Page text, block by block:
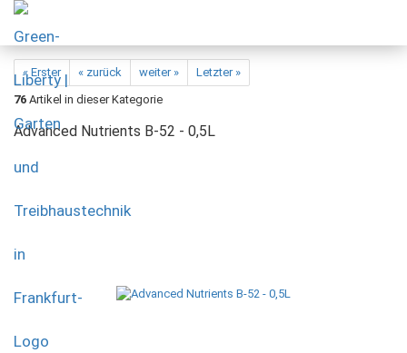
« Erster « zurück weiter »
Letzter »
76 Artikel in dieser Kategorie
Advanced Nutrients B-52 - 0,5L